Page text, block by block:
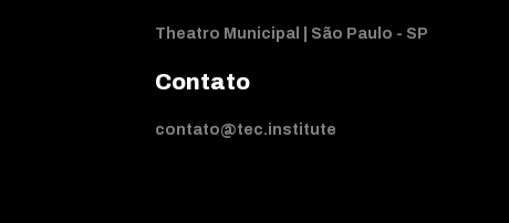
Theatro Municipal | São Paulo - SP
Contato
contato@tec.institute